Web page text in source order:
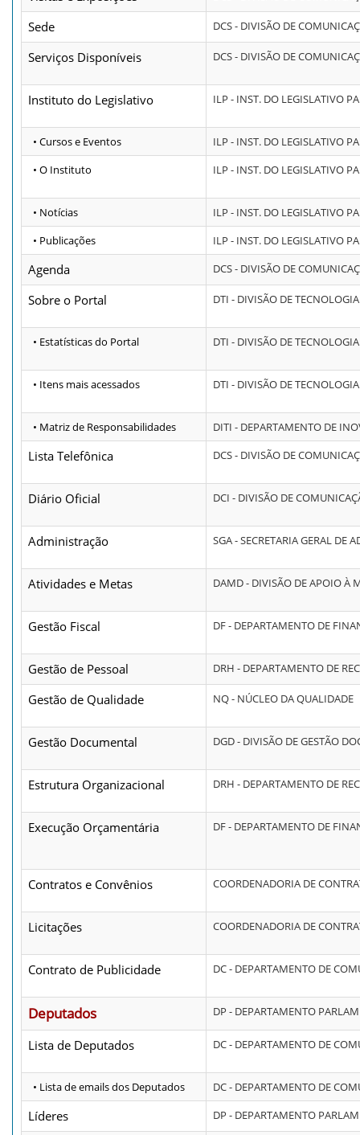
Sede DCS - DIVISÃO DE
Serviços Disponíveis DCS - DIVISÃO DE
Instituto do Legislativo ILP - INST. DO LEGISLATIVO
• Cursos e Eventos
ILP - INST. DO LEGISLATIVO
• O Instituto
ILP - INST. DO LEGISLATIVO
• Notícias
ILP - INST. DO LEGISLATIVO
• Publicações
ILP - INST. DO LEGISLATIVO
Agenda DCS - DIVISÃO DE
Sobre o Portal DTI - DIVISÃO DE
• Estatísticas do Portal DTI - DIVISÃO DE
• Itens mais acessados DTI - DIVISÃO DE
• Matriz de Responsabilidades DITI - DEPARTAMENTO DE
Lista Telefônica DCS - DIVISÃO DE
Diário Oficial DCI - DIVISÃO DE
Administração SGA - SECRETARIA GERAL DE
Atividades e Metas DAMD - DIVISÃO DE APOIO À
Gestão Fiscal DF - DEPARTAMENTO DE
Gestão de Pessoal DRH - DEPARTAMENTO DE
Gestão de Qualidade NQ - NÚCLEO DA QUALIDADE
Gestão Documental DGD - DIVISÃO DE GESTÃO
Estrutura Organizacional DRH - DEPARTAMENTO DE
Execução Orçamentária DF - DEPARTAMENTO DE
Contratos e Convênios COORDENADORIA DE
Licitações COORDENADORIA DE
Contrato de Publicidade DC - DEPARTAMENTO DE
Deputados DP - DEPARTAMENTO
Lista de Deputados DC - DEPARTAMENTO DE
• Lista de emails dos Deputados DC - DEPARTAMENTO DE
Líderes DP - DEPARTAMENTO